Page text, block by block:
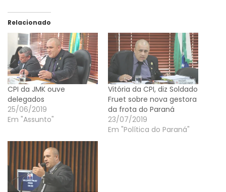
Relacionado
CPI da JMK ouve
delegados
25/06/2019
Em "Assunto"
Vitória da CPI, diz Soldado
Fruet sobre nova gestora
da frota do Paraná
23/07/2019
Em "Política do Paraná"